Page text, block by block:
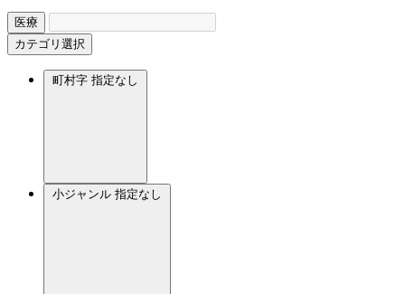
医療
カテゴリ選択
町村字 指定なし
小ジャンル 指定なし